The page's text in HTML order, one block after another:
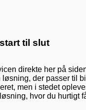
til slut
direkte her på
der passer til
men i stedet
hvor du hurtigt